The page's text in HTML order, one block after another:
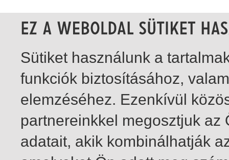
Sütiket használunk a
funkciók biztosításához,
elemzéséhez. Ezenkívül
partnereinkkel megosztjuk
adatait, akik kombinálhatják